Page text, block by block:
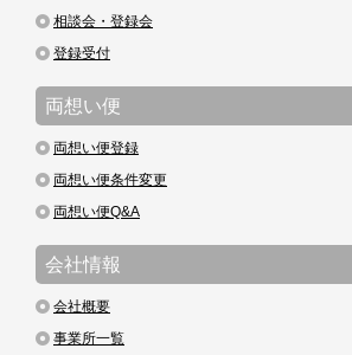
相談会・登録会
登録受付
両想い便
両想い便登録
両想い便条件変更
両想い便Q&A
会社情報
会社概要
事業所一覧